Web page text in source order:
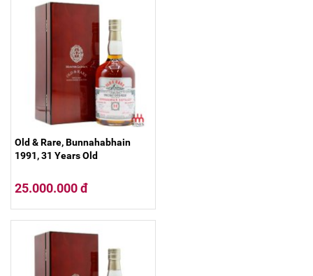
Old & Rare, Bunnahabhain
1991, 31 Years Old
25.000.000 đ